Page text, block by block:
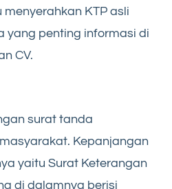
menyerahkan KTP asli
yang penting informasi di
CV.
surat tanda
Kepanjangan
yaitu Surat Keterangan
di dalamnya berisi